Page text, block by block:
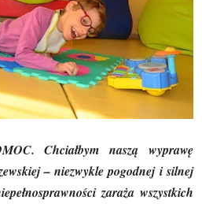
Chciałbym naszą wyprawę
– niezwykle pogodnej i silnej
zaraża wszystkich